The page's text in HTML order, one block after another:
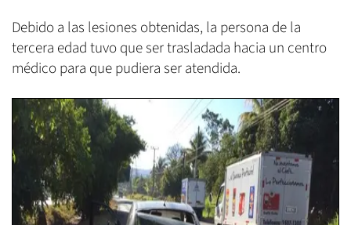
Debido a las lesiones obtenidas, la persona de la
tercera edad tuvo que ser trasladada hacia un centro
médico para que pudiera ser atendida.